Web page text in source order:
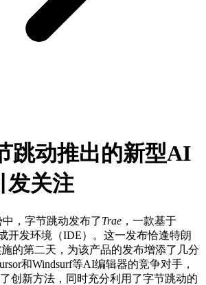
跳动推出的新型AI
发关注
，字节跳动发布了Trae ，一款基于
开发环境（IDE）。这一发布恰逢特朗
的第二天，为该产品的发布增添了几分
和Windsurf等AI编辑器的竞争对手，
创新方法，同时充分利用了字节跳动的